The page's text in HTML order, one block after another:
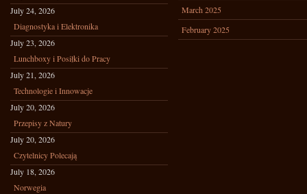
July 24, 2026
Diagnostyka i Elektronika
July 23, 2026
Lunchboxy i Posiłki do Pracy
July 21, 2026
Technologie i Innowacje
July 20, 2026
Przepisy z Natury
July 20, 2026
Czytelnicy Polecają
July 18, 2026
Norwegia
March 2025
February 2025